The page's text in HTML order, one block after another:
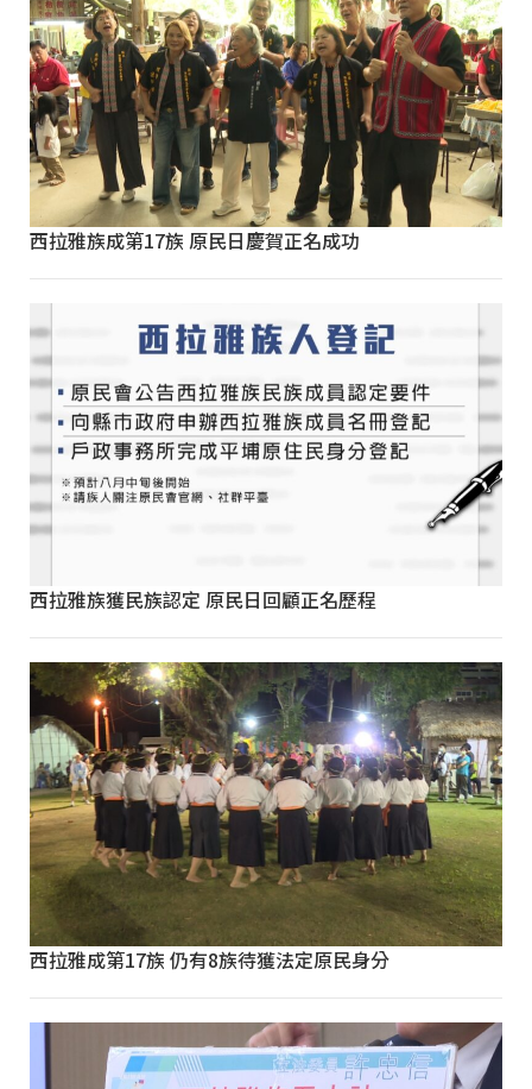
西拉雅族成第17族 原民日慶賀正名成功
西拉雅族獲民族認定 原民日回顧正名歷程
西拉雅成第17族 仍有8族待獲法定原民身分